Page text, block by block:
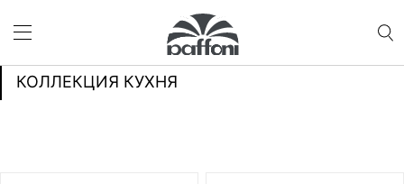
КОЛЛЕКЦИЯ КУХНЯ